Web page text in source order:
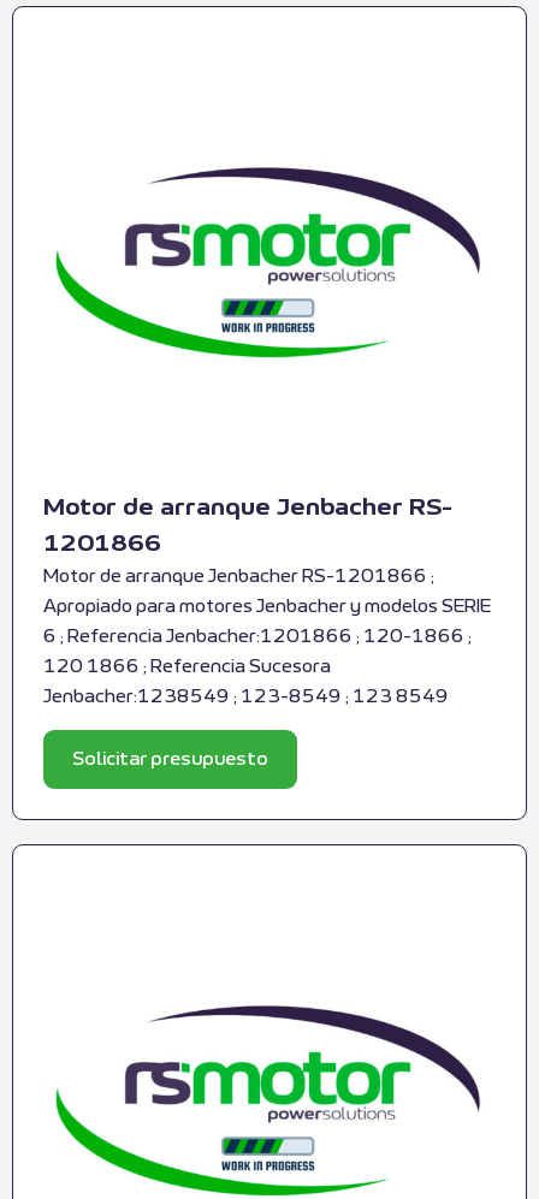
Motor de arranque Jenbacher RS-
1201866
Motor de arranque Jenbacher RS-1201866 ;
Apropiado para motores Jenbacher y modelos SERIE
6 ; Referencia Jenbacher:1201866 ; 120-1866 ;
120 1866 ; Referencia Sucesora
Jenbacher:1238549 ; 123-8549 ; 123 8549
Solicitar presupuesto